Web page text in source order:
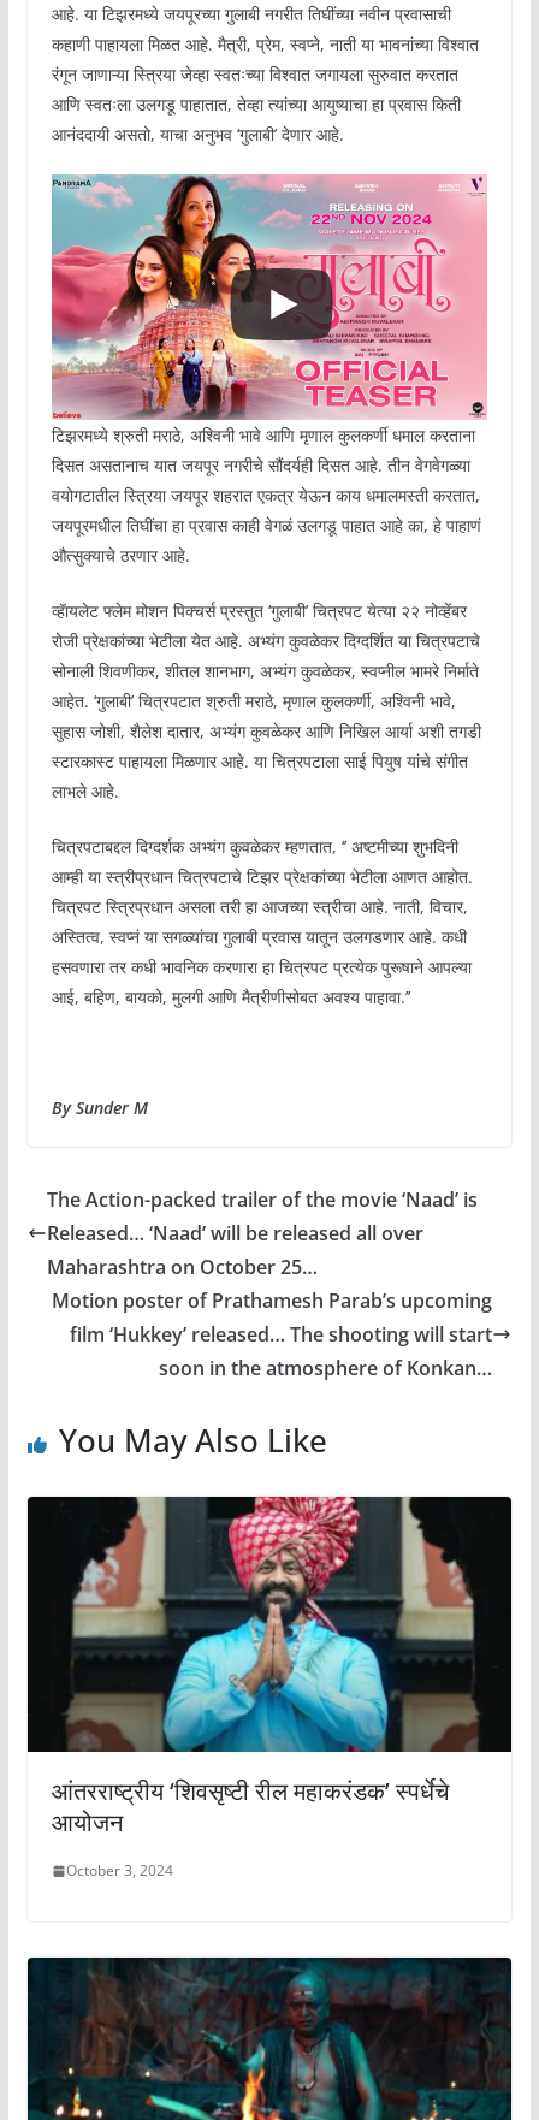
आहे. या टिझरमध्ये जयपूरच्या गुलाबी नगरीत तिघींच्या नवीन प्रवासाची
कहाणी पाहायला मिळत आहे. मैत्री, प्रेम, स्वप्ने, नाती या भावनांच्या विश्वात
रंगून जाणाऱ्या स्त्रिया जेव्हा स्वतःच्या विश्वात जगायला सुरुवात करतात
आणि स्वतःला उलगडू पाहातात, तेव्हा त्यांच्या आयुष्याचा हा प्रवास किती
आनंददायी असतो, याचा अनुभव ‘गुलाबी’ देणार आहे.
टिझरमध्ये श्रुती मराठे, अश्विनी भावे आणि मृणाल कुलकर्णी धमाल करताना
दिसत असतानाच यात जयपूर नगरीचे सौंदर्यही दिसत आहे. तीन वेगवेगळ्या
वयोगटातील स्त्रिया जयपूर शहरात एकत्र येऊन काय धमालमस्ती करतात,
जयपूरमधील तिघींचा हा प्रवास काही वेगळं उलगडू पाहात आहे का, हे पाहाणं
औत्सुक्याचे ठरणार आहे.
व्हॅायलेट फ्लेम मोशन पिक्चर्स प्रस्तुत ‘गुलाबी’ चित्रपट येत्या २२ नोव्हेंबर
रोजी प्रेक्षकांच्या भेटीला येत आहे. अभ्यंग कुवळेकर दिग्दर्शित या चित्रपटाचे
सोनाली शिवणीकर, शीतल शानभाग, अभ्यंग कुवळेकर, स्वप्नील भामरे निर्माते
आहेत. ‘गुलाबी’ चित्रपटात श्रुती मराठे, मृणाल कुलकर्णी, अश्विनी भावे,
सुहास जोशी, शैलेश दातार, अभ्यंग कुवळेकर आणि निखिल आर्या अशी तगडी
स्टारकास्ट पाहायला मिळणार आहे. या चित्रपटाला साई पियुष यांचे संगीत
लाभले आहे.
चित्रपटाबद्दल दिग्दर्शक अभ्यंग कुवळेकर म्हणतात, ‘’ अष्टमीच्या शुभदिनी
आम्ही या स्त्रीप्रधान चित्रपटाचे टिझर प्रेक्षकांच्या भेटीला आणत आहोत.
चित्रपट स्त्रिप्रधान असला तरी हा आजच्या स्त्रीचा आहे. नाती, विचार,
अस्तित्व, स्वप्नं या सगळ्यांचा गुलाबी प्रवास यातून उलगडणार आहे. कधी
हसवणारा तर कधी भावनिक करणारा हा चित्रपट प्रत्येक पुरूषाने आपल्या
आई, बहिण, बायको, मुलगी आणि मैत्रीणीसोबत अवश्य पाहावा.’’
By Sunder M
The Action-packed trailer of the movie ‘Naad’ is
Released… ‘Naad’ will be released all over
Maharashtra on October 25…
Motion poster of Prathamesh Parab’s upcoming
film ‘Hukkey’ released… The shooting will start
soon in the atmosphere of Konkan…
You May Also Like
आंतरराष्ट्रीय ‘शिवसृष्टी रील महाकरंडक’ स्पर्धेचे
आयोजन
October 3, 2024